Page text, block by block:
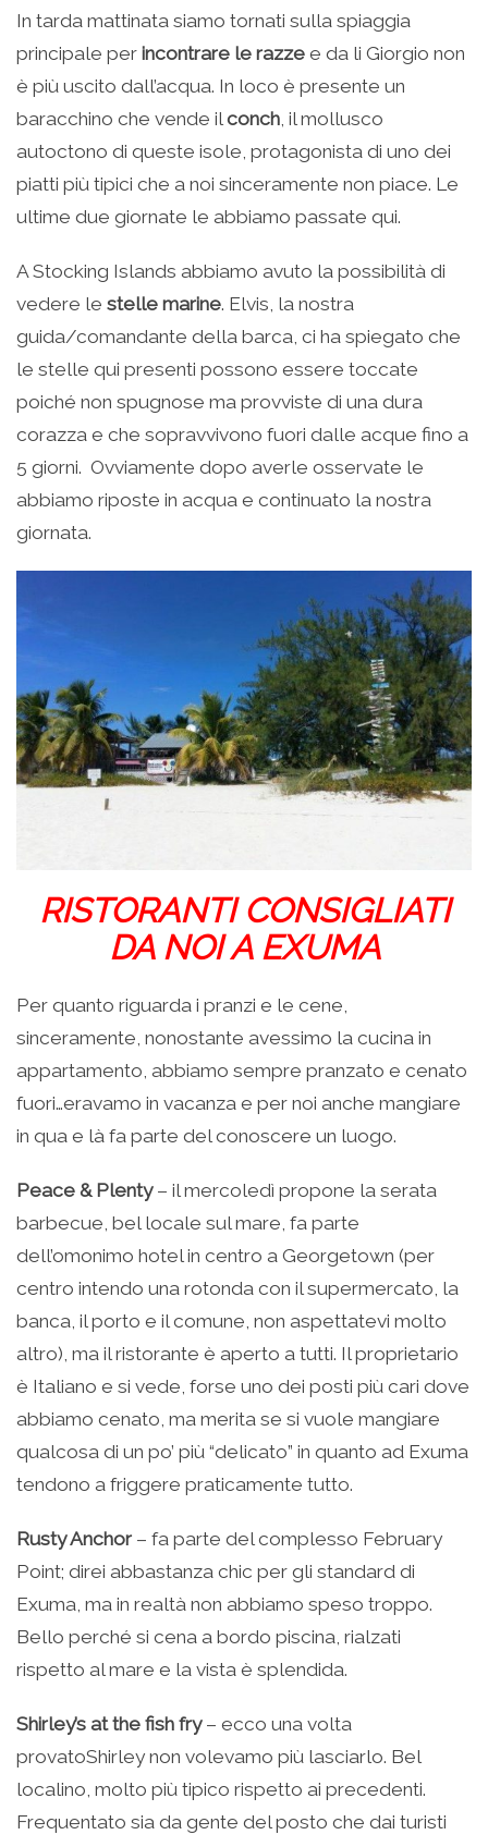
In tarda mattinata siamo tornati sulla spiaggia
principale per incontrare le razze e da li Giorgio non
è più uscito dall’acqua. In loco è presente un
baracchino che vende ilconch, il mollusco
autoctono di queste isole, protagonista di uno dei
piatti più tipici che a noi sinceramente non piace. Le
ultime due giornate le abbiamo passate qui.
A Stocking Islands abbiamo avuto la possibilità di
vedere le stelle marine. Elvis, la nostra
guida/comandante della barca, ci ha spiegato che
le stelle qui presenti possono essere toccate
poiché non spugnose ma provviste di una dura
corazza e che sopravvivono fuori dalle acque fino a
5 giorni. Ovviamente dopo averle osservate le
abbiamo riposte in acqua e continuato la nostra
giornata.
RISTORANTI CONSIGLIATI
DA NOI A EXUMA
Per quanto riguarda i pranzi e le cene,
sinceramente, nonostante avessimo la cucina in
appartamento, abbiamo sempre pranzato e cenato
fuori…eravamo in vacanza e per noi anche mangiare
in qua e là fa parte del conoscere un luogo.
Peace & Plenty– il mercoledì propone la serata
barbecue, bel locale sul mare, fa parte
dell’omonimo hotel in centro a Georgetown (per
centro intendo una rotonda con il supermercato, la
banca, il porto e il comune, non aspettatevi molto
altro), ma il ristorante è aperto a tutti. Il proprietario
è Italiano e si vede, forse uno dei posti più cari dove
abbiamo cenato, ma merita se si vuole mangiare
qualcosa di un po’ più “delicato” in quanto ad Exuma
tendono a friggere praticamente tutto.
Rusty Anchor – fa parte del complesso February
Point; direi abbastanza chic per gli standard di
Exuma, ma in realtà non abbiamo speso troppo.
Bello perché si cena a bordo piscina, rialzati
rispetto al mare e la vista è splendida.
Shirley’s at the fish fry– ecco una volta
provatoShirley non volevamo più lasciarlo. Bel
localino, molto più tipico rispetto ai precedenti.
Frequentato sia da gente del posto che dai turisti